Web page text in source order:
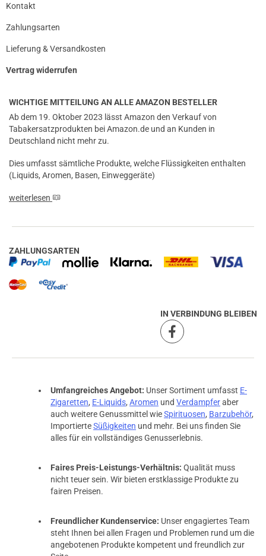
Kontakt
Zahlungsarten
Lieferung & Versandkosten
Vertrag widerrufen
WICHTIGE MITTEILUNG AN ALLE AMAZON BESTELLER
Ab dem 19. Oktober 2023 lässt Amazon den Verkauf von
Tabakersatzprodukten bei Amazon.de und an Kunden in
Deutschland nicht mehr zu.
Dies umfasst sämtliche Produkte, welche Flüssigkeiten enthalten
(Liquids, Aromen, Basen, Einweggeräte)
weiterlesen
ZAHLUNGSARTEN
IN VERBINDUNG BLEIBEN
Umfangreiches Angebot: Unser Sortiment umfasst E-
Zigaretten, E-Liquids, Aromen und Verdampferaber
auch weitere Genussmittel wieSpirituosen, Barzubehör,
ImportierteSüßigkeiten und mehr. Bei uns finden Sie
alles für ein vollständiges Genusserlebnis.
Faires Preis-Leistungs-Verhältnis: Qualität muss
nicht teuer sein. Wir bieten erstklassige Produkte zu
fairen Preisen.
Freundlicher Kundenservice: Unser engagiertes Team
steht Ihnen bei allen Fragen und Problemen rund um die
angebotenen Produkte kompetent und freundlich zur